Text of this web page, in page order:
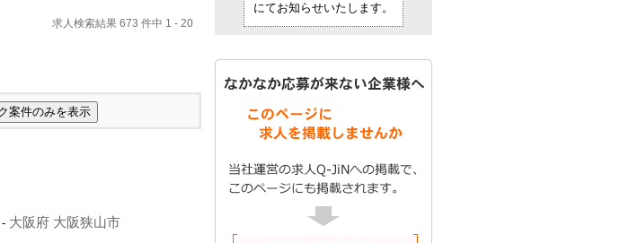
求人検索結果 673 件中 1 - 20
- 大阪府 大阪狭山市
にてお知らせいたします。